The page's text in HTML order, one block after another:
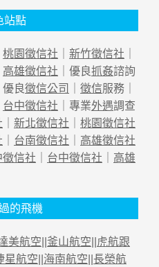
站點
桃園徵信社 ｜ 新竹徵信社 ｜
高雄徵信社 ｜優良抓姦諮詢
優良徵信公司 ｜ 徵信服務｜
台中徵信社 ｜專業外遇調查
｜ 新北徵信社 ｜ 桃園徵信社
｜ 台南徵信社 ｜ 高雄徵信社
徵信社 ｜ 台中徵信社 ｜ 高雄
的飛機
美航空 釜山航空
虎航跟
星航空 海南航空 長榮航